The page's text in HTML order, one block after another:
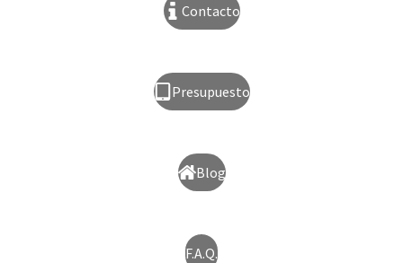
Contacto
Presupuesto
Blog
F.A.Q.